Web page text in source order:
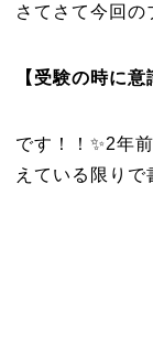
さてさて今回の
【受験の時に
です！！✨2年
えている限りで